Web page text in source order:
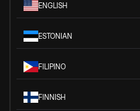
ENGLISH
ESTONIAN
FILIPINO
FINNISH